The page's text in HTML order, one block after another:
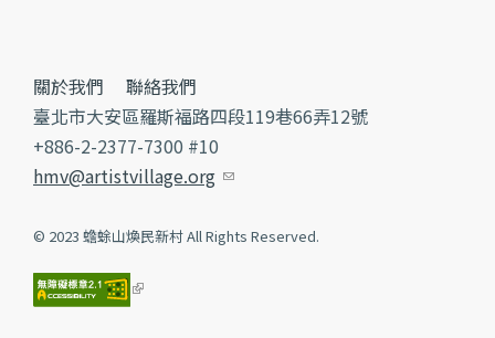
關於我們
聯絡我們
臺北市大安區羅斯福路四段119巷66弄12號
+886-2-2377-7300 #10
hmv@artistvillage.org (link sends e-mail)
© 2023 蟾蜍山煥民新村 All Rights Reserved.
(link is external)